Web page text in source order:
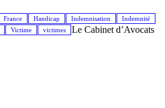
France Handicap Indemnisation
Indemnité
Victime victimes
Le Cabinet d’Avocats